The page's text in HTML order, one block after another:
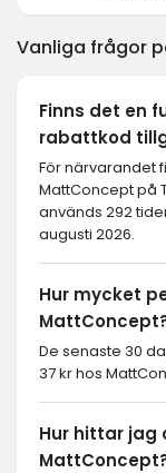
Vanliga frågor
Finns det en
rabattkod
För närvarandet
MattConcept på
används 292
augusti 2026.
Hur mycket
De senaste 30
37 kr hos
Hur hittar